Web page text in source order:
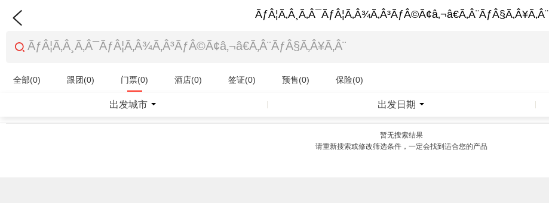
ÃƒÂ¦Ã‚Â¸Ã‚Â¯ÃƒÂ¦Ã‚Â¾Ã‚Â³ÃƒÂ©Ã¢â‚¬â€Ã‚Â¨ÃƒÂ§Ã‚Â¥Ã‚Â¨
全部(0) 跟团(0) 门票(0) 酒店(0) 签证(0) 预售(0) 保险(0)
出发城市 出发日期
暂无搜索结果
请重新搜索或修改筛选条件，一定会找到适合您的产品